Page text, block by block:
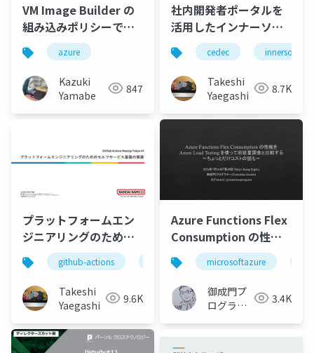
VM Image Builder の
組み込みポリシーで仮
想ネットワークのFalse
設定が見つからず悩ん
だお話
azure
Kazuki
Yamabe
847
社内開発者ポータルを
活用したインナーソー
スの推進と技術的課題
の解決
cedec innersource
Takeshi
Yaegashi
8.7K
プラットフォームエン
ジニアリングのための
セルフサービス基盤の
実装
github-actions azure events azure-
Takeshi
Yaegashi
9.6K
Azure Functions Flex
Consumption の性能
をAzure Load Testing
を使って旧従量課金と
比較する～ちょっとだ
けコストの話も～
microsoftazure
御成門プ
ログラマ
3.4K